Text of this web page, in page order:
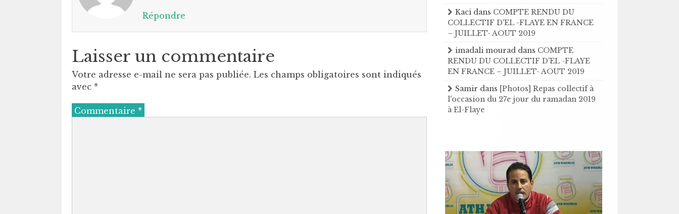
Répondre
Laisser un commentaire
Votre adresse e-mail ne sera pas publiée. Les champs obligatoires sont indiqués
avec *
Commentaire *
Kaci dans COMPTE RENDU DU
COLLECTIF D'EL -FLAYE EN FRANCE
– JUILLET- AOUT 2019
imadali mourad dans COMPTE
RENDU DU COLLECTIF D'EL -FLAYE
EN FRANCE – JUILLET- AOUT 2019
Samir dans [Photos] Repas collectif à
l'occasion du 27e jour du ramadan 2019
à El-Flaye